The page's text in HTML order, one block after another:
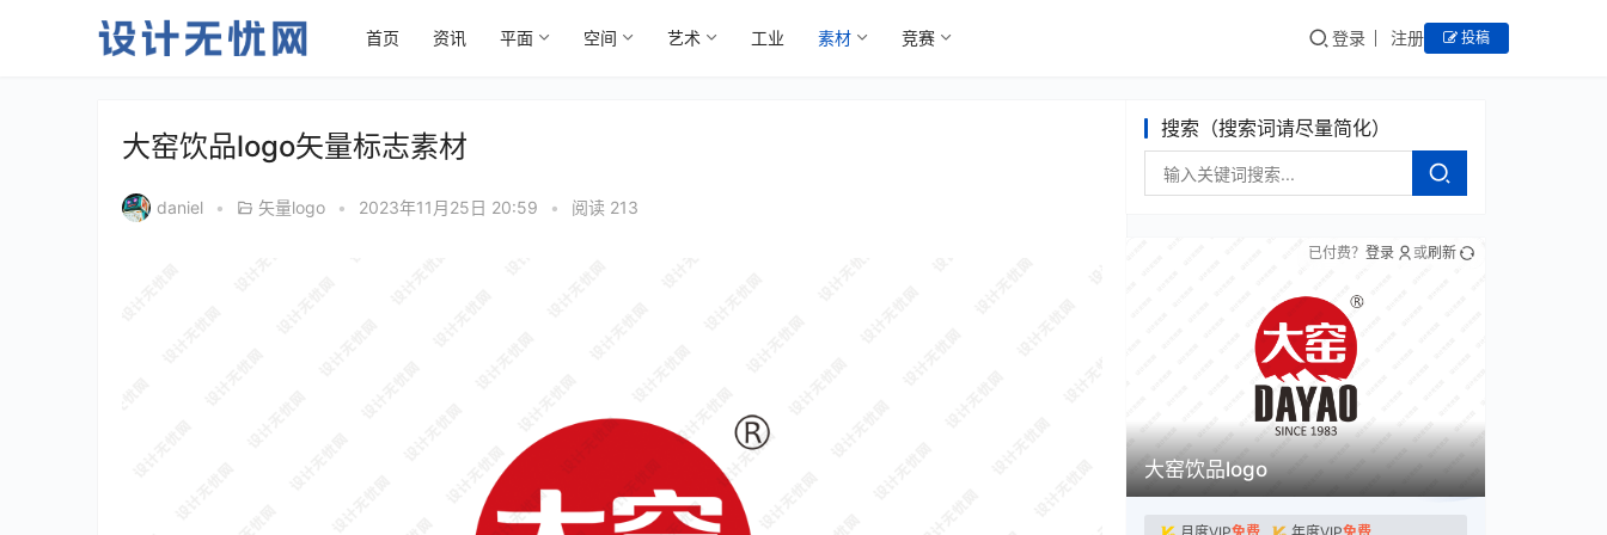
首页 资讯 平面 空间 艺术 工业 素材 竞赛 登录 注册 投稿
大窑饮品logo矢量标志素材
daniel • 矢量logo • 2023年11月25日 20:59 • 阅读 213
搜索（搜索词请尽量简化）
大窑饮品logo
已付费？ 登录 或刷新